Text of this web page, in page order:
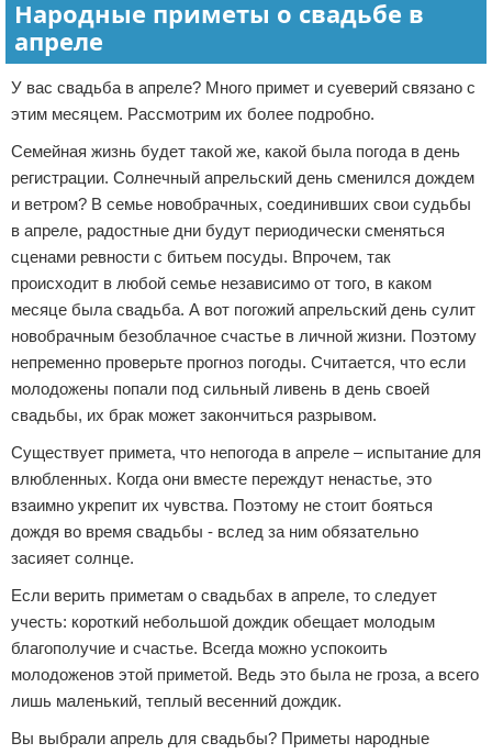
Народные приметы о свадьбе в
апреле
У вас свадьба в апреле? Много примет и суеверий связано с
этим месяцем. Рассмотрим их более подробно.
Семейная жизнь будет такой же, какой была погода в день
регистрации. Солнечный апрельский день сменился дождем
и ветром? В семье новобрачных, соединивших свои судьбы
в апреле, радостные дни будут периодически сменяться
сценами ревности с битьем посуды. Впрочем, так
происходит в любой семье независимо от того, в каком
месяце была свадьба. А вот погожий апрельский день сулит
новобрачным безоблачное счастье в личной жизни. Поэтому
непременно проверьте прогноз погоды. Считается, что если
молодожены попали под сильный ливень в день своей
свадьбы, их брак может закончиться разрывом.
Существует примета, что непогода в апреле – испытание для
влюбленных. Когда они вместе переждут ненастье, это
взаимно укрепит их чувства. Поэтому не стоит бояться
дождя во время свадьбы - вслед за ним обязательно
засияет солнце.
Если верить приметам о свадьбах в апреле, то следует
учесть: короткий небольшой дождик обещает молодым
благополучие и счастье. Всегда можно успокоить
молодоженов этой приметой. Ведь это была не гроза, а всего
лишь маленький, теплый весенний дождик.
Вы выбрали апрель для свадьбы? Приметы народные